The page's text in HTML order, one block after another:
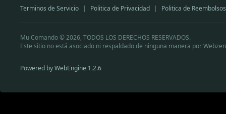
Terminos de Servicio | Politica de Privacidad | Politica de Reembolsos
Mu Comando © 2026, TODOS LOS DERECHOS RESERVADOS.
Este sitio no está asociado ni respaldado de ninguna manera por
Powered by WebEngine 1.2.6